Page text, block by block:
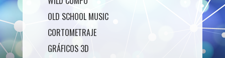
OLD SCHOOL MUSIC
CORTOMETRAJE
GRÁFICOS 3D